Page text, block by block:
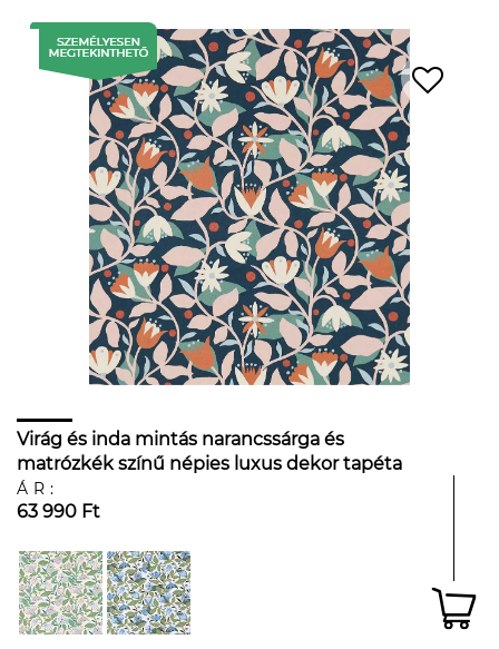
Virág és inda mintás narancssárga és
matrózkék színű népies luxus dekor tapéta
ÁR:
63 990 Ft